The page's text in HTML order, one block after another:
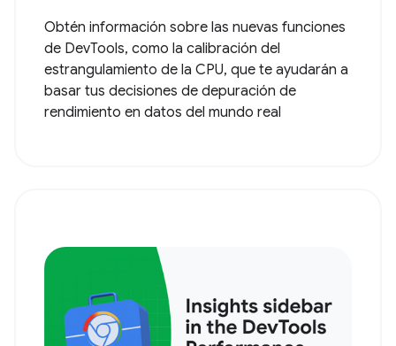
Obtén información sobre las nuevas funciones
de DevTools, como la calibración del
estrangulamiento de la CPU, que te ayudarán a
basar tus decisiones de depuración de
rendimiento en datos del mundo real